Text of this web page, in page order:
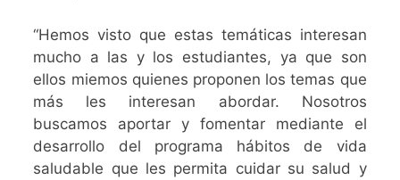
“Hemos visto que estas temáticas interesan
mucho a las y los estudiantes, ya que son
ellos miemos quienes proponen los temas que
más les interesan abordar. Nosotros
buscamos aportar y fomentar mediante el
desarrollo del programa hábitos de vida
saludable que les permita cuidar su salud y